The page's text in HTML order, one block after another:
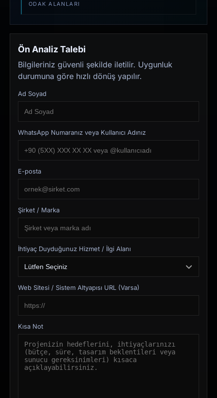
ODAK ALANLARI
Ön Analiz Talebi
Bilgileriniz güvenli şekilde iletilir. Uygunluk
durumuna göre hızlı dönüş yapılır.
Ad Soyad
WhatsApp Numaranız veya Kullanıcı Adınız
E-posta
Şirket / Marka
İhtiyaç Duyduğunuz Hizmet / İlgi Alanı
Web Sitesi / Sistem Altyapısı URL (Varsa)
Kısa Not